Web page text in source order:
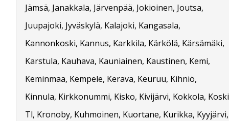
Jämsä, Janakkala, Järvenpää, Jokioinen, Joutsa,
Juupajoki, Jyväskylä, Kalajoki, Kangasala,
Kannonkoski, Kannus, Karkkila, Kärkölä, Kärsämäki,
Karstula, Kauhava, Kauniainen, Kaustinen, Kemi,
Keminmaa, Kempele, Kerava, Keuruu, Kihniö,
Kinnula, Kirkkonummi, Kisko, Kivijärvi, Kokkola, Koski
Tl, Kronoby, Kuhmoinen, Kuortane, Kurikka, Kyyjärvi,